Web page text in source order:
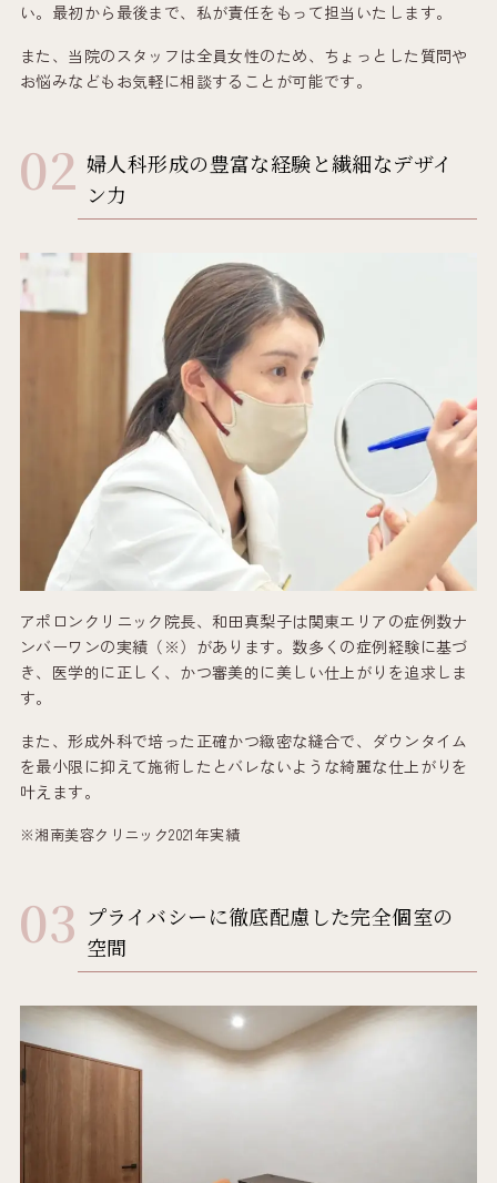
い。最初から最後まで、私が責任をもって担当いたします。
また、当院のスタッフは全員女性のため、ちょっとした質問や
お悩みなどもお気軽に相談することが可能です。
婦人科形成の豊富な経験と繊細なデザイ
ン力
アポロンクリニック院長、和田真梨子は関東エリアの症例数ナ
ンバーワンの実績（※）があります。数多くの症例経験に基づ
き、医学的に正しく、かつ審美的に美しい仕上がりを追求しま
す。
また、形成外科で培った正確かつ緻密な縫合で、ダウンタイム
を最小限に抑えて施術したとバレないような綺麗な仕上がりを
叶えます。
※湘南美容クリニック2021年実績
プライバシーに徹底配慮した完全個室の
空間